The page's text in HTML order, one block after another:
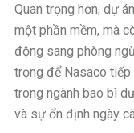
Quan trọng hơn, dự
một phần mềm, mà
động sang phòng
trọng để Nasaco tiếp
trong ngành bao bì
và sự ổn định ngày